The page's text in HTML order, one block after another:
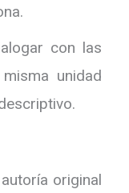
con las
unidad
original